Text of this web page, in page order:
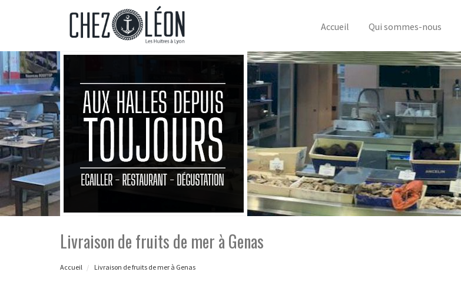
Accueil Qui sommes-nous
Livraison de fruits de mer à Genas
Accueil Livraison de fruits de mer à Genas